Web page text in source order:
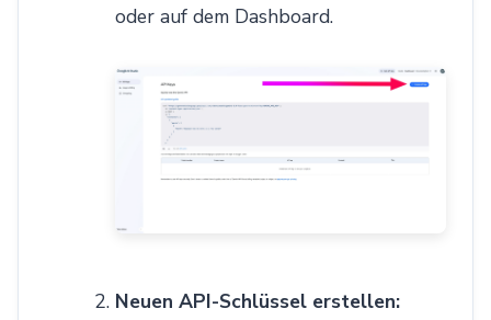
oder auf dem Dashboard.
Neuen API-Schlüssel erstellen: